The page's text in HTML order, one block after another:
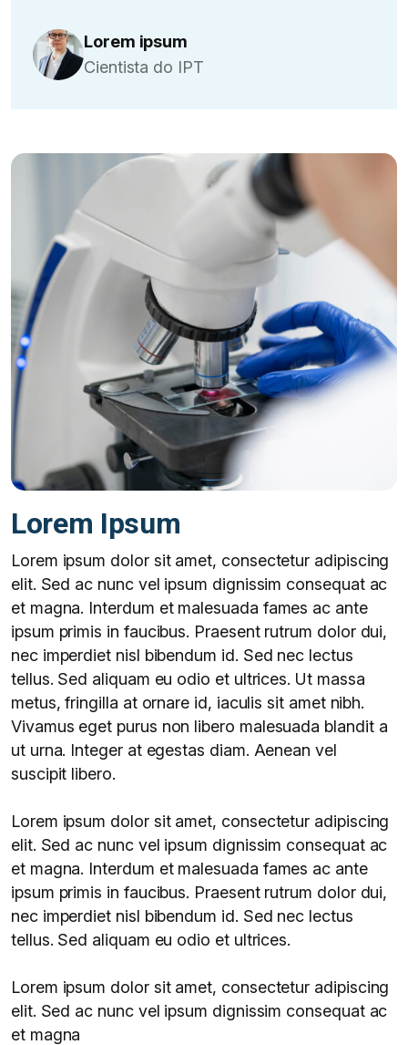
Lorem ipsum
Cientista do IPT
Lorem Ipsum
Lorem ipsum dolor sit amet, consectetur adipiscing
elit. Sed ac nunc vel ipsum dignissim consequat ac
et magna. Interdum et malesuada fames ac ante
ipsum primis in faucibus. Praesent rutrum dolor dui,
nec imperdiet nisl bibendum id. Sed nec lectus
tellus. Sed aliquam eu odio et ultrices. Ut massa
metus, fringilla at ornare id, iaculis sit amet nibh.
Vivamus eget purus non libero malesuada blandit a
ut urna. Integer at egestas diam. Aenean vel
suscipit libero.
Lorem ipsum dolor sit amet, consectetur adipiscing
elit. Sed ac nunc vel ipsum dignissim consequat ac
et magna. Interdum et malesuada fames ac ante
ipsum primis in faucibus. Praesent rutrum dolor dui,
nec imperdiet nisl bibendum id. Sed nec lectus
tellus. Sed aliquam eu odio et ultrices.
Lorem ipsum dolor sit amet, consectetur adipiscing
elit. Sed ac nunc vel ipsum dignissim consequat ac
et magna